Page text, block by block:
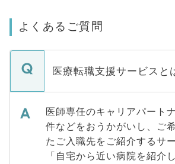
よくあるご質問
医療転職支援サービスと
医師専任のキャリアパート
件などをおうかがいし、ご
たご入職先をご紹介するサ
「自宅から近い病院を紹介